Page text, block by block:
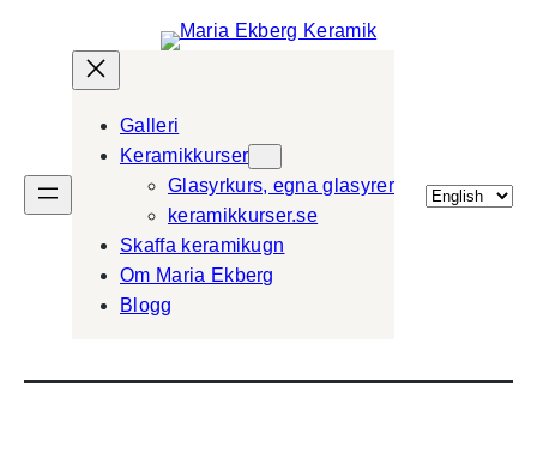
Galleri
Keramikkurser
Glasyrkurs, egna glasyrer
keramikkurser.se
Skaffa keramikugn
Om Maria Ekberg
Blogg
Välj